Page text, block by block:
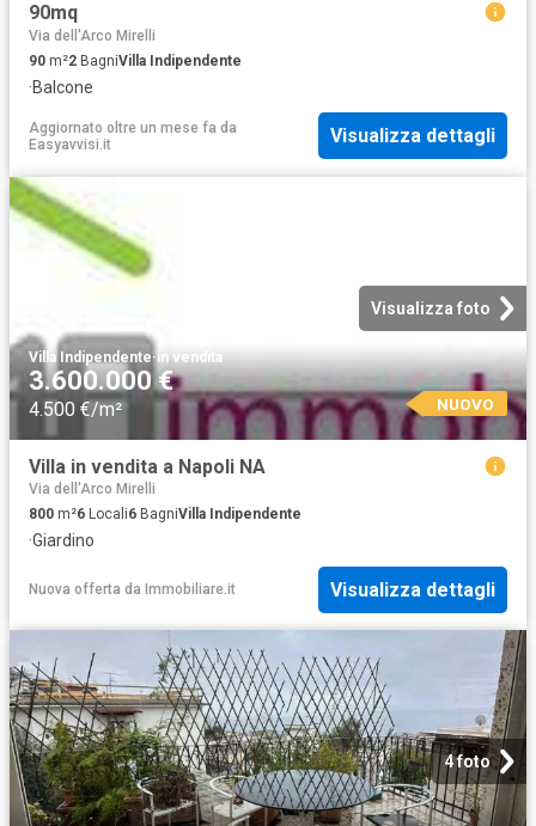
90mq
Via dell'Arco Mirelli
90 m²2 BagniVilla Indipendente
·Balcone
Aggiornato oltre un mese fa da
Easyavvisi.it
Visualizza dettagli
Visualizza foto
Villa Indipendente·in vendita
3.600.000 €
4.500 €/m² NUOVO
Villa in vendita a Napoli NA
Via dell'Arco Mirelli
800 m²6 Locali6 BagniVilla Indipendente
·Giardino
Nuova offerta da Immobiliare.it Visualizza dettagli
4 foto